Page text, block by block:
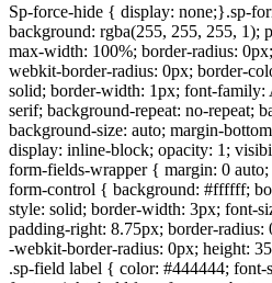
Sp-force-hide { display: none;}.sp-
background: rgba(255, 255, 255, 1);
max-width: 100%; border-radius:
webkit-border-radius: 0px; border-
solid; border-width: 1px; font-family:
serif; background-repeat: no-repeat;
background-size: auto; margin-
display: inline-block; opacity: 1;
form-fields-wrapper { margin: 0
form-control { background: #ffffff;
style: solid; border-width: 3px; font-
padding-right: 8.75px; border-radius:
-webkit-border-radius: 0px; height:
.sp-field label { color: #444444; font-